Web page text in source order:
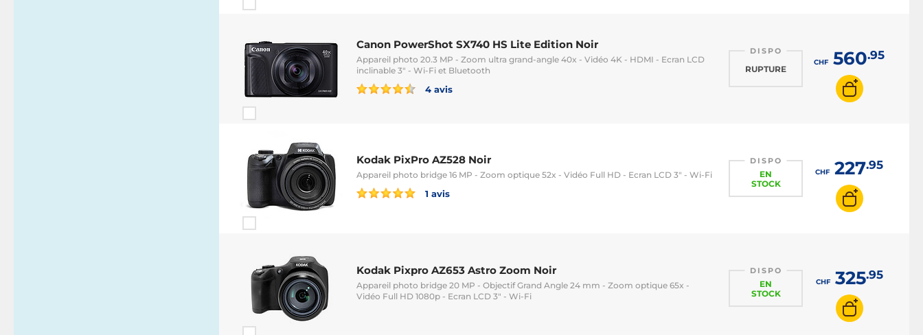
Canon PowerShot SX740 HS Lite Edition Noir
Appareil photo 20.3 MP - Zoom ultra grand-angle 40x - Vidéo 4K - HDMI - Ecran LCD
inclinable 3" - Wi-Fi et Bluetooth
4 avis
DISPO
RUPTURE
CHF560.95
Kodak PixPro AZ528 Noir
Appareil photo bridge 16 MP - Zoom optique 52x - Vidéo Full HD - Ecran LCD 3" - Wi-Fi
1 avis
DISPO
EN
STOCK
CHF227.95
Kodak Pixpro AZ653 Astro Zoom Noir
Appareil photo bridge 20 MP - Objectif Grand Angle 24 mm - Zoom optique 65x -
Vidéo Full HD 1080p - Ecran LCD 3" - Wi-Fi
DISPO
EN
STOCK
CHF325.95